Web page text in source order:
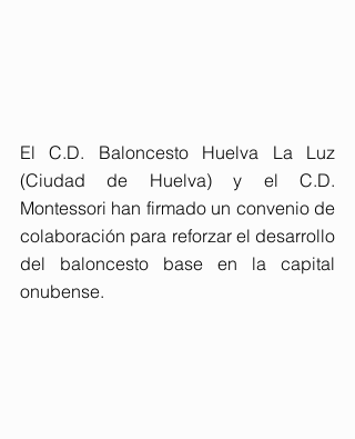
El C.D. Baloncesto Huelva La Luz
(Ciudad de Huelva) y el C.D.
Montessori han firmado un convenio de
colaboración para reforzar el desarrollo
del baloncesto base en la capital
onubense.